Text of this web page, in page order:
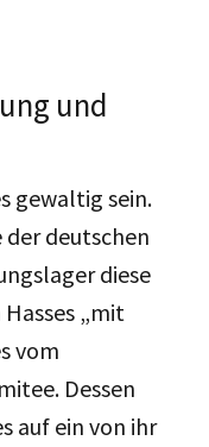
und
gewaltig sein.
deutschen
diese
„mit
vom
Dessen
auf ein von ihr